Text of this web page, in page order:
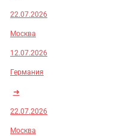
22.07.2026
Москва
12.07.2026
Германия
➜
22.07.2026
Москва